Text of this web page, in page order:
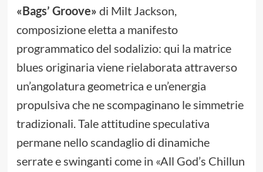
«Bags’ Groove» di Milt Jackson,
composizione eletta a manifesto
programmatico del sodalizio: qui la matrice
blues originaria viene rielaborata attraverso
un’angolatura geometrica e un’energia
propulsiva che ne scompaginano le simmetrie
tradizionali. Tale attitudine speculativa
permane nello scandaglio di dinamiche
serrate e swinganti come in «All God’s Chillun